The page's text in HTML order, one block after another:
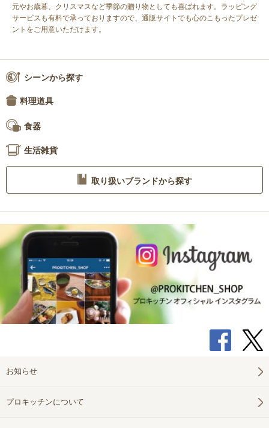
元やお歳暮、クリスマスなど季節の贈り物としても喜ばれます。ラッピング
サービスも有料で承っておりますので、通販サイトでも心のこもったプレゼ
ントをご用意いただけます。
シーンから探す
料理道具
食器
生活雑貨
取り扱いブランドから探す
お知らせ
プロキッチンについて